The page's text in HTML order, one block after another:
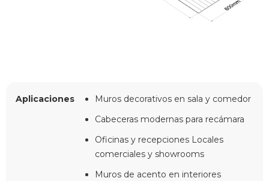
Aplicaciones
Muros decorativos en sala y comedor
Cabeceras modernas para recámara
Oficinas y recepciones Locales
comerciales y showrooms
Muros de acento en interiores